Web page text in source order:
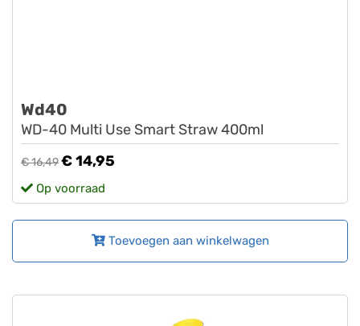
Wd40
WD-40 Multi Use Smart Straw 400ml
€ 16,49€ 14,95
Op voorraad
Toevoegen aan winkelwagen